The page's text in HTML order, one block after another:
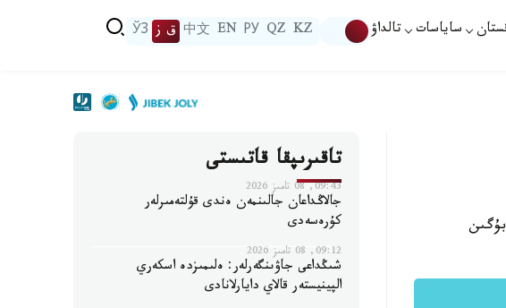
ساياسات تالداۋ KZ
QZ
РУ
EN
中文 ق ز ЎЗ
تاقىرىپقا قاتىستى
09:43, 08 تامىز 2026
جالاڭداعان جالىنمەن ەندى قۇلتەمىرلەر
كۇرەسەدى
09:12, 08 تامىز 2026
شىڭداعى جاۋىنگەرلەر: ەلىمىزدە اسكەري
الپينيستەر قالاي دايارلانادى